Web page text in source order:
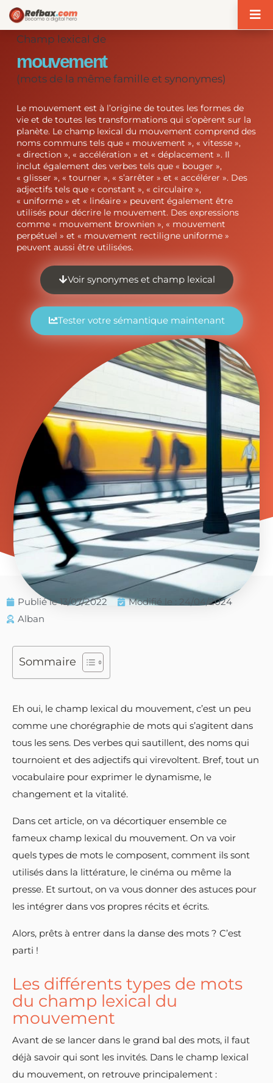
Champ lexical de
mouvement
(mots de la même famille et synonymes)
Le mouvement est à l’origine de toutes les formes de
vie et de toutes les transformations qui s’opèrent sur la
planète. Le champ lexical du mouvement comprend des
noms communs tels que « mouvement », « vitesse »,
« direction », « accélération » et « déplacement ». Il
inclut également des verbes tels que « bouger »,
« glisser », « tourner », « s’arrêter » et « accélérer ». Des
adjectifs tels que « constant », « circulaire »,
« uniforme » et « linéaire » peuvent également être
utilisés pour décrire le mouvement. Des expressions
comme « mouvement brownien », « mouvement
perpétuel » et « mouvement rectiligne uniforme »
peuvent aussi être utilisées.
Voir synonymes et champ lexical
Tester votre sémantique maintenant
Publié le 13/07/2022
Modifié le : 24/04/2024
Alban
Sommaire
Eh oui, le champ lexical du mouvement, c’est un peu
comme une chorégraphie de mots qui s’agitent dans
tous les sens. Des verbes qui sautillent, des noms qui
tournoient et des adjectifs qui virevoltent. Bref, tout un
vocabulaire pour exprimer le dynamisme, le
changement et la vitalité.
Dans cet article, on va décortiquer ensemble ce
fameux champ lexical du mouvement. On va voir
quels types de mots le composent, comment ils sont
utilisés dans la littérature, le cinéma ou même la
presse. Et surtout, on va vous donner des astuces pour
les intégrer dans vos propres récits et écrits.
Alors, prêts à entrer dans la danse des mots ? C’est
parti !
Les différents types de mots
du champ lexical du
mouvement
Avant de se lancer dans le grand bal des mots, il faut
déjà savoir qui sont les invités. Dans le champ lexical
du mouvement, on retrouve principalement :
Panneau de gestion des cookies